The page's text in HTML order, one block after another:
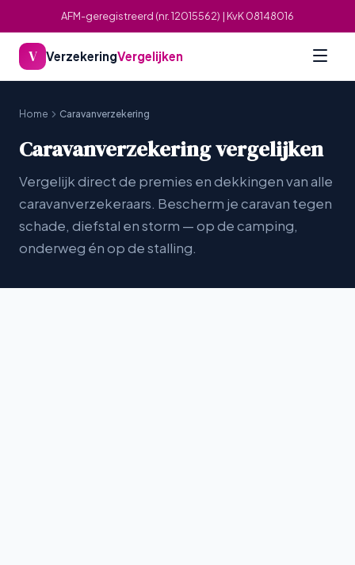
AFM-geregistreerd (nr. 12015562) | KvK 08148016
V VerzekeringVergelijken
Home Caravanverzekering
Caravanverzekering vergelijken
Vergelijk direct de premies en dekkingen van alle
caravanverzekeraars. Bescherm je caravan tegen
schade, diefstal en storm — op de camping,
onderweg én op de stalling.